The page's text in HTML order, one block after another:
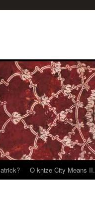
O knize City Means II.